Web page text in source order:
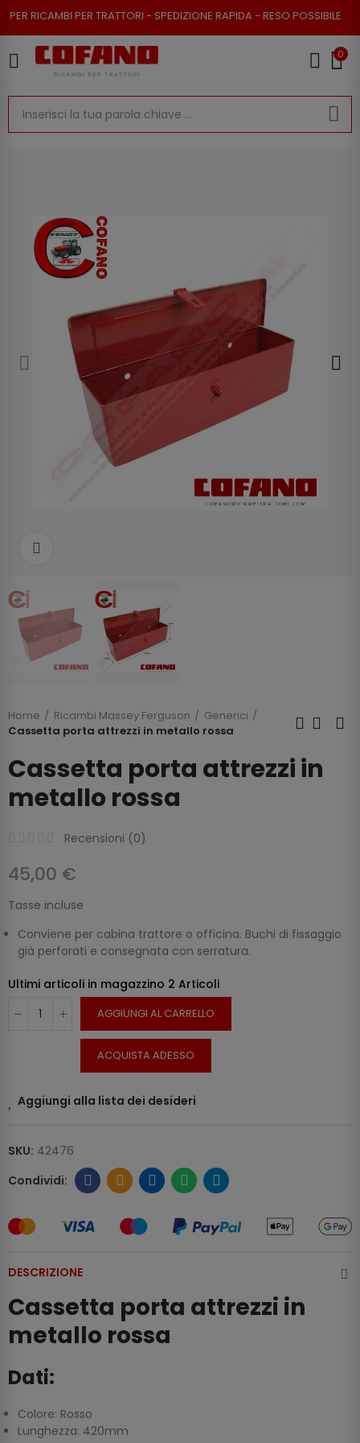
RICAMBI PER TRATTORI - SPEDIZIONE RAPIDA - RESO POSSIBILE
0
Home Ricambi Massey Ferguson
Generici
Cassetta porta attrezzi in metallo rossa
Cassetta porta attrezzi in
metallo rossa
Recensioni (0)
45,00 €
Tasse incluse
Conviene per cabina trattore o officina. Buchi di fissaggio
già perforati e consegnata con serratura.
Ultimi articoli in magazzino 2 Articoli
AGGIUNGI AL CARRELLO
ACQUISTA ADESSO
Aggiungi alla lista dei desideri
SKU: 42476
DESCRIZIONE
Cassetta porta attrezzi in
metallo rossa
Dati:
Colore: Rosso
Lunghezza: 420mm